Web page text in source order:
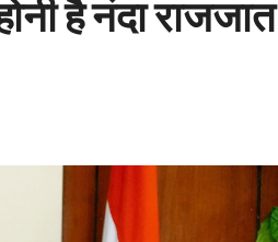
है नंदा राजजात